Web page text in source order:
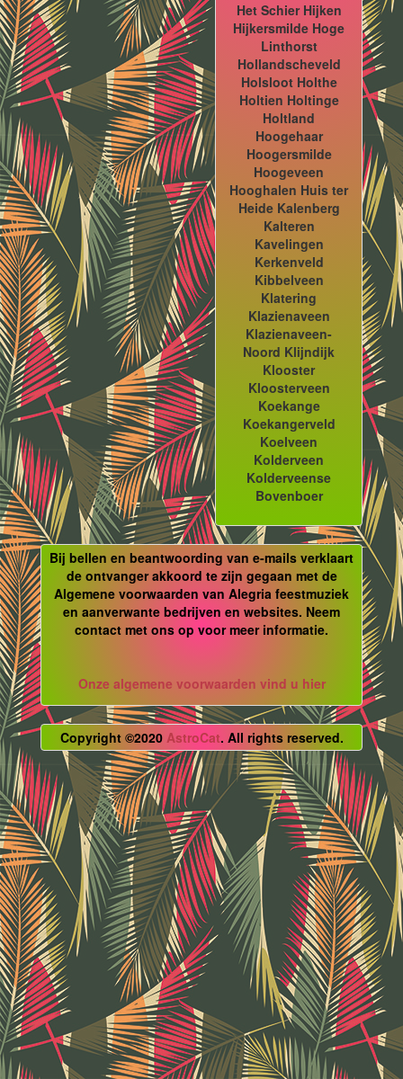
Het Schier Hijken
Hijkersmilde Hoge
Linthorst
Hollandscheveld
Holsloot Holthe
Holtien Holtinge
Holtland
Hoogehaar
Hoogersmilde
Hoogeveen
Hooghalen Huis ter
Heide Kalenberg
Kalteren
Kavelingen
Kerkenveld
Kibbelveen
Klatering
Klazienaveen
Klazienaveen-
Noord Klijndijk
Klooster
Kloosterveen
Koekange
Koekangerveld
Koelveen
Kolderveen
Kolderveense
Bovenboer
Bij bellen en beantwoording van e-mails verklaart
de ontvanger akkoord te zijn gegaan met de
Algemene voorwaarden van Alegria feestmuziek
en aanverwante bedrijven en websites. Neem
contact met ons op voor meer informatie.
Onze algemene voorwaarden vind u hier
Copyright ©2020 AstroCat. All rights reserved.